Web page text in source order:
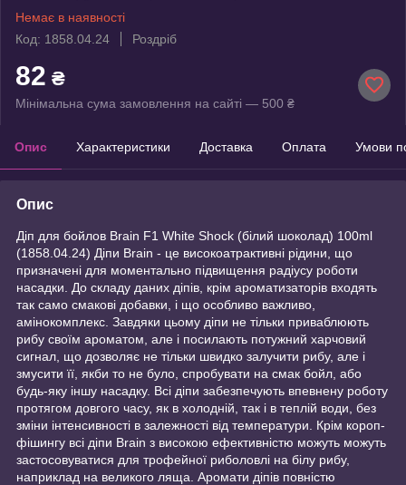
Немає в наявності
Код: 1858.04.24
Роздріб
82 ₴
Мінімальна сума замовлення на сайті — 500 ₴
Опис Характеристики Доставка Оплата Умови
Опис
Діп для бойлов Brain F1 White Shock (білий шоколад) 100ml
(1858.04.24) Діпи Brain - це високоатрактивні рідини, що
призначені для моментально підвищення радіусу роботи
насадки. До складу даних діпів, крім ароматизаторів входять
так само смакові добавки, і що особливо важливо,
амінокомплекс. Завдяки цьому діпи не тільки приваблюють
рибу своїм ароматом, але і посилають потужний харчовий
сигнал, що дозволяє не тільки швидко залучити рибу, але і
змусити її, якби то не було, спробувати на смак бойл, або
будь-яку іншу насадку. Всі діпи забезпечують впевнену роботу
протягом довгого часу, як в холодній, так і в теплій води, без
зміни інтенсивності в залежності від температури. Крім короп-
фішингу всі діпи Brain з високою ефективністю можуть можуть
застосовуватися для трофейної риболовлі на білу рибу,
наприклад на великого ляща. Аромати діпів повністю